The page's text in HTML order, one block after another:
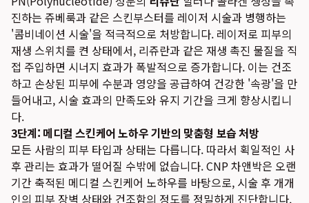
진하는 쥬베룩과 같은 스킨부스터를 레이저 시술과 병행하는
'콤비네이션 시술'을 적극적으로 처방합니다. 레이저로 피부의
재생 스위치를 켠 상태에서, 리쥬란과 같은 재생 촉진 물질을 직
접 주입하면 시너지 효과가 폭발적으로 증가합니다. 이는 건조
하고 손상된 피부에 수분과 영양을 공급하여 건강한 '속광'을 만
들어내고, 시술 효과의 만족도와 유지 기간을 크게 향상시킵니
다.
3단계: 메디컬 스킨케어 노하우 기반의 맞춤형 보습 처방
모든 사람의 피부 타입과 상태는 다릅니다. 따라서 획일적인 사
후 관리는 효과가 떨어질 수밖에 없습니다. CNP 차앤박은 오랜
기간 축적된 메디컬 스킨케어 노하우를 바탕으로, 시술 후 개개
인의 피부 장벽 상태와 건조함의 정도를 정밀하게 진단합니다.